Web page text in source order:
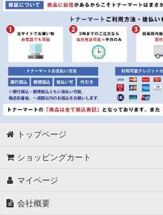
トップページ
ショッピングカート
マイページ
会社概要